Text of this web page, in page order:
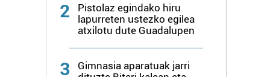
2
Pistolaz egindako hiru
lapurreten ustezko egilea
atxilotu dute Guadalupen
3
Gimnasia aparatuak jarri